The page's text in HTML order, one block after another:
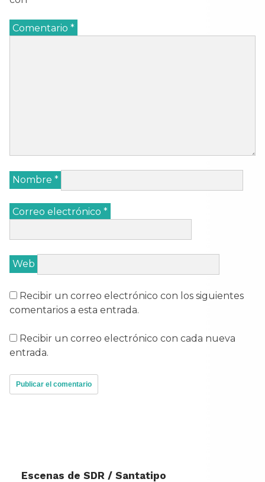
Comentario *
Nombre *
Correo electrónico *
Web
Recibir un correo electrónico con los siguientes
comentarios a esta entrada.
Recibir un correo electrónico con cada nueva
entrada.
Escenas de SDR / Santatipo